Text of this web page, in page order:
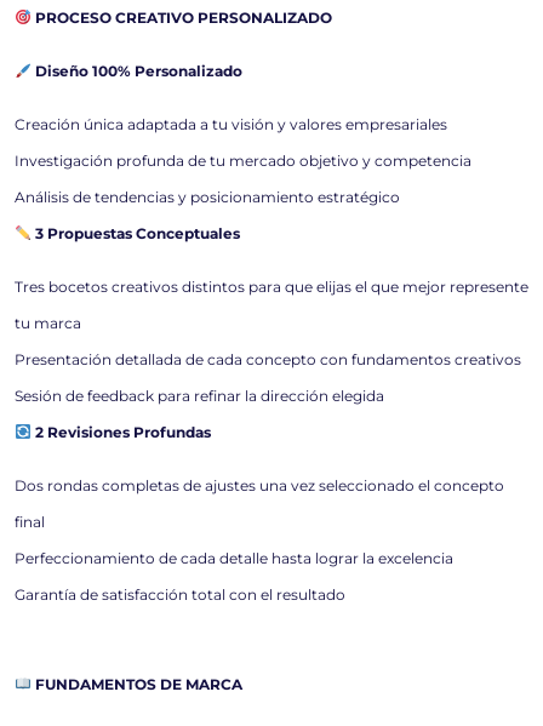
PROCESO CREATIVO PERSONALIZADO
Diseño 100% Personalizado
Creación única adaptada a tu visión y valores empresariales
Investigación profunda de tu mercado objetivo y competencia
Análisis de tendencias y posicionamiento estratégico
3 Propuestas Conceptuales
Tres bocetos creativos distintos para que elijas el que mejor represente
tu marca
Presentación detallada de cada concepto con fundamentos creativos
Sesión de feedback para refinar la dirección elegida
2 Revisiones Profundas
Dos rondas completas de ajustes una vez seleccionado el concepto
final
Perfeccionamiento de cada detalle hasta lograr la excelencia
Garantía de satisfacción total con el resultado
FUNDAMENTOS DE MARCA